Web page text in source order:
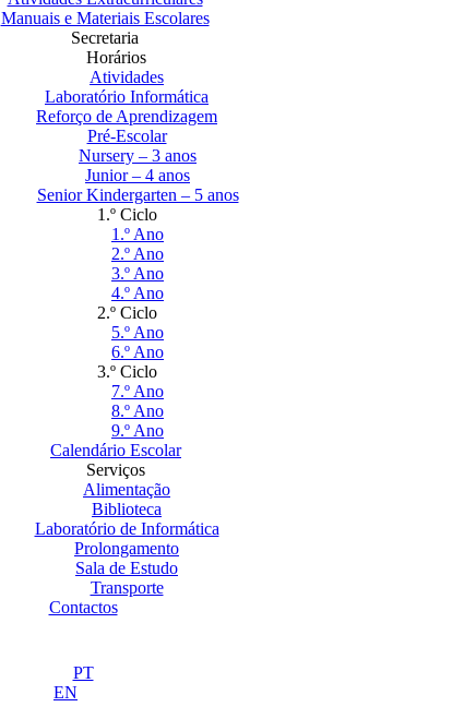
Manuais e Materiais Escolares
Secretaria
Horários
Atividades
Laboratório Informática
Reforço de Aprendizagem
Pré-Escolar
Nursery – 3 anos
Junior – 4 anos
Senior Kindergarten – 5 anos
1.º Ciclo
1.º Ano
2.º Ano
3.º Ano
4.º Ano
2.º Ciclo
5.º Ano
6.º Ano
3.º Ciclo
7.º Ano
8.º Ano
9.º Ano
Calendário Escolar
Serviços
Alimentação
Biblioteca
Laboratório de Informática
Prolongamento
Sala de Estudo
Transporte
Contactos
PT
EN